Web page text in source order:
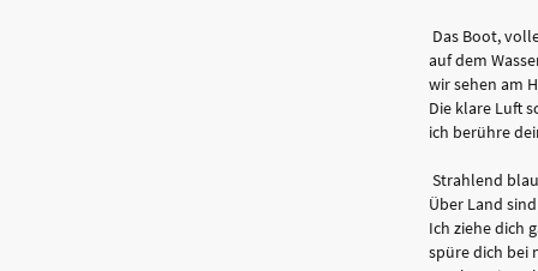
Das Boot,
auf dem
wir sehen am
Die klare Luft
ich berühre
Strahlend
Über Land
Ich ziehe dich
spüre dich bei